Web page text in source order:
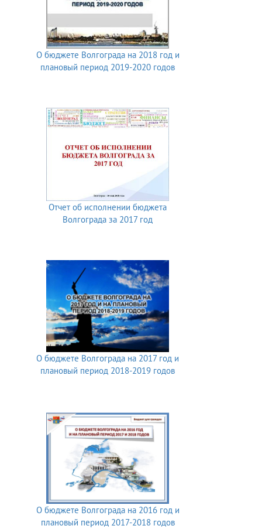
О бюджете Волгограда на 2018 год и
плановый период 2019-2020 годов
Отчет об исполнении бюджета
Волгограда за 2017 год
О бюджете Волгограда на 2017 год и
плановый период 2018-2019 годов
О бюджете Волгограда на 2016 год и
плановый период 2017-2018 годов